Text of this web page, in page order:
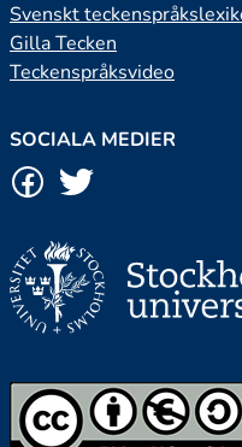
Svenskt
Gilla Tecken
Teckenspråksvideo
SOCIALA MEDIER